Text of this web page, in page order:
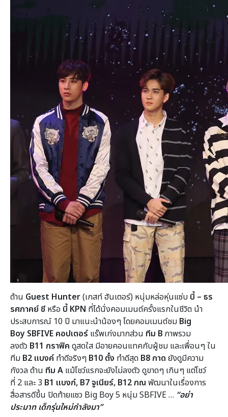
ด้าน Guest Hunter(เกสท์ ฮันเตอร์) หนุ่มหล่อหุ่นแซ่บ บี้ – ธร
รศภาคย์ ชี หรือ บี้ KPN ที่ได้นั่งคอมเมนต์ครั้งแรกในชีวิต นำ
ประสบการณ์ 10 ปี มาแนะนำน้องๆโดยคอมเมนต์ชม Big
Boy SBFIVE คอปเตอร์ แร๊พเก่งมากส่วน ทีม B ภาพรวม
ลงตัว B11 กราฟิค ดูสดใส มีอายคอนแทคกับผู้ชม และเพื่อนๆ ใน
ทีม B2 แบงค์ ทำดีจริงๆ B10 ตั๋ง ทำดีสุด B8 กาด ยังดูมีความ
กังวล ด้าน ทีม A แม้โชว์แรกจะยังไม่ลงตัว ดูขาดๆ เกินๆ แต่โชว์
ที่ 2 และ 3 B1 แบงก์, B7จูเนียร์, B12ภณ พัฒนาในเรื่องการ
สื่อสารดีขึ้น ปิดท้ายแซว Big Boy 5 หนุ่ม SBFIVE … “อย่า
ประมาท เด็กรุ่นใหม่กำลังมา”